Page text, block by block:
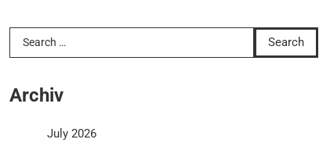
Search
for:
Archiv
July 2026